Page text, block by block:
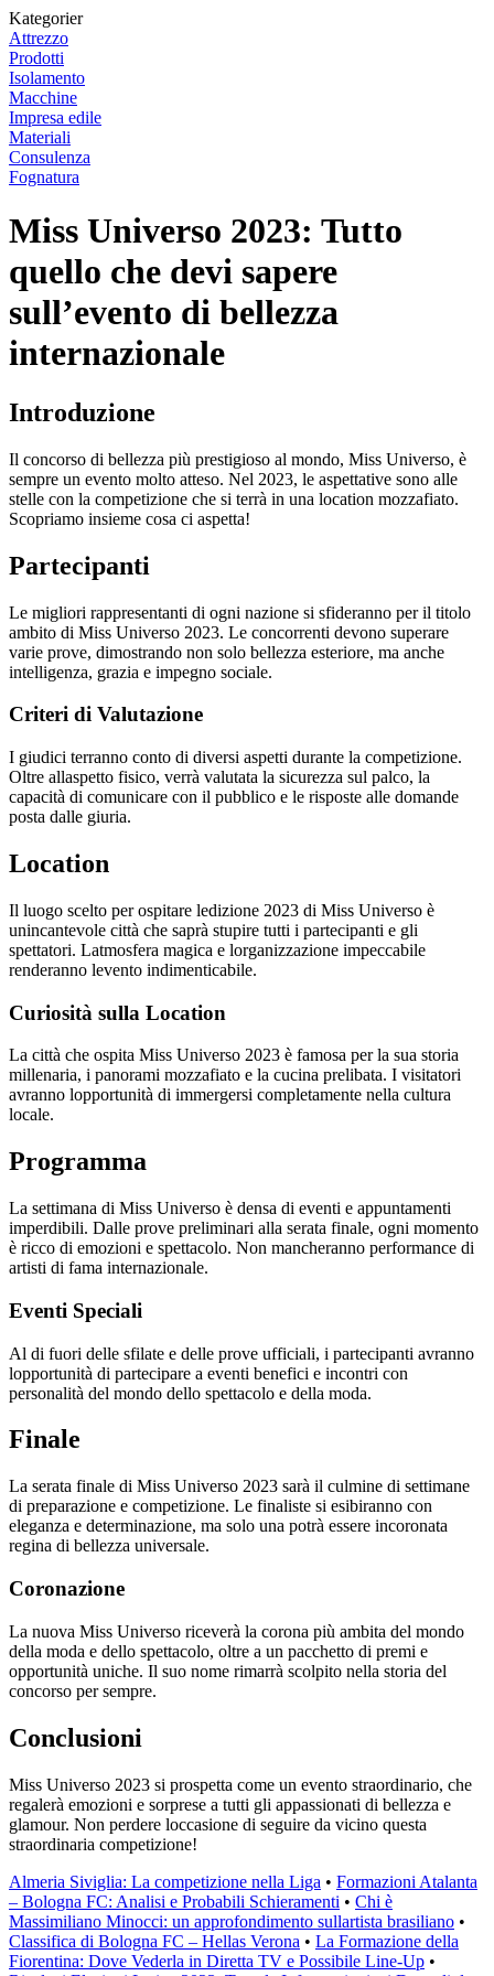
Kategorier
Attrezzo
Prodotti
Isolamento
Macchine
Impresa edile
Materiali
Consulenza
Fognatura
Miss Universo 2023: Tutto
quello che devi sapere
sull’evento di bellezza
internazionale
Introduzione
Il concorso di bellezza più prestigioso al mondo, Miss Universo, è
sempre un evento molto atteso. Nel 2023, le aspettative sono alle
stelle con la competizione che si terrà in una location mozzafiato.
Scopriamo insieme cosa ci aspetta!
Partecipanti
Le migliori rappresentanti di ogni nazione si sfideranno per il titolo
ambito di Miss Universo 2023. Le concorrenti devono superare
varie prove, dimostrando non solo bellezza esteriore, ma anche
intelligenza, grazia e impegno sociale.
Criteri di Valutazione
I giudici terranno conto di diversi aspetti durante la competizione.
Oltre allaspetto fisico, verrà valutata la sicurezza sul palco, la
capacità di comunicare con il pubblico e le risposte alle domande
posta dalle giuria.
Location
Il luogo scelto per ospitare ledizione 2023 di Miss Universo è
unincantevole città che saprà stupire tutti i partecipanti e gli
spettatori. Latmosfera magica e lorganizzazione impeccabile
renderanno levento indimenticabile.
Curiosità sulla Location
La città che ospita Miss Universo 2023 è famosa per la sua storia
millenaria, i panorami mozzafiato e la cucina prelibata. I visitatori
avranno lopportunità di immergersi completamente nella cultura
locale.
Programma
La settimana di Miss Universo è densa di eventi e appuntamenti
imperdibili. Dalle prove preliminari alla serata finale, ogni momento
è ricco di emozioni e spettacolo. Non mancheranno performance di
artisti di fama internazionale.
Eventi Speciali
Al di fuori delle sfilate e delle prove ufficiali, i partecipanti avranno
lopportunità di partecipare a eventi benefici e incontri con
personalità del mondo dello spettacolo e della moda.
Finale
La serata finale di Miss Universo 2023 sarà il culmine di settimane
di preparazione e competizione. Le finaliste si esibiranno con
eleganza e determinazione, ma solo una potrà essere incoronata
regina di bellezza universale.
Coronazione
La nuova Miss Universo riceverà la corona più ambita del mondo
della moda e dello spettacolo, oltre a un pacchetto di premi e
opportunità uniche. Il suo nome rimarrà scolpito nella storia del
concorso per sempre.
Conclusioni
Miss Universo 2023 si prospetta come un evento straordinario, che
regalerà emozioni e sorprese a tutti gli appassionati di bellezza e
glamour. Non perdere loccasione di seguire da vicino questa
straordinaria competizione!
Almeria Siviglia: La competizione nella Liga • Formazioni Atalanta
– Bologna FC: Analisi e Probabili Schieramenti • Chi è
Massimiliano Minocci: un approfondimento sullartista brasiliano •
Classifica di Bologna FC – Hellas Verona • La Formazione della
Fiorentina: Dove Vederla in Diretta TV e Possibile Line-Up •